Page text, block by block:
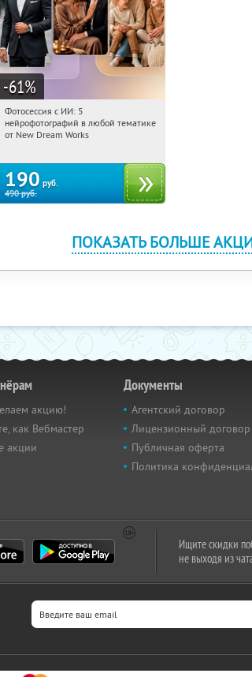
-61%
21:23:26
Россия
Фотосессия с ИИ: 5
нейрофотографий в любой тематике
от New Dream Works
190 руб.
490руб.
ПОКАЗАТЬ БОЛЬШЕ
акцию!
как Вебмастер
акции
Документы
Агентский договор
Лицензионный договор
Публичная оферта
Политика
Ищите скидки
не выходя из